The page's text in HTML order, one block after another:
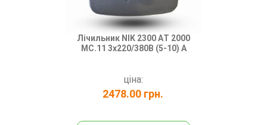
Лічильник NIK 2300 АT 2000
МС.11 3х220/380В (5-10) A
ціна:
2478.00 грн.